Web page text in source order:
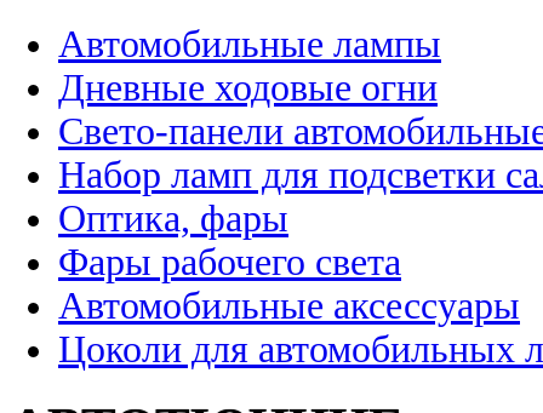
Автомобильные лампы
Дневные ходовые огни
Свето-панели
Набор ламп для подсветки
Оптика, фары
Фары рабочего света
Автомобильные аксессуары
Цоколи для автомобильных